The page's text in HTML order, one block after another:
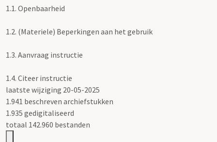
1.1. Openbaarheid
1.2. (Materiele) Beperkingen aan het gebruik
1.3. Aanvraag instructie
1.4. Citeer instructie
laatste wijziging 20-05-2025
1.941 beschreven archiefstukken
1.935 gedigitaliseerd
totaal 142.960 bestanden